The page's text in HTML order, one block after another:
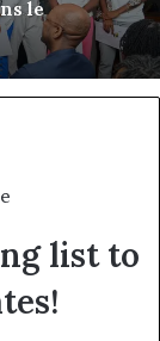
des
list to